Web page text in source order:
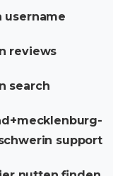
username
reviews
search
support